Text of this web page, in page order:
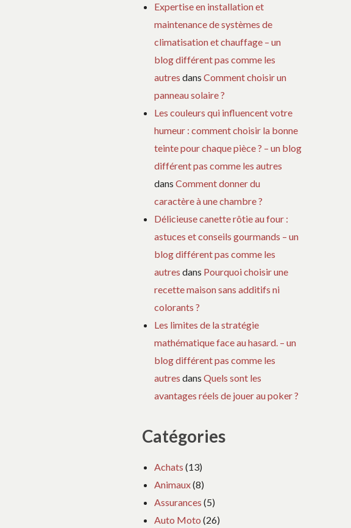
Expertise en installation et
maintenance de systèmes de
climatisation et chauffage – un
blog différent pas comme les
autres dansComment choisir un
panneau solaire ?
Les couleurs qui influencent votre
humeur : comment choisir la bonne
teinte pour chaque pièce ? – un blog
différent pas comme les autres
dansComment donner du
caractère à une chambre ?
Délicieuse canette rôtie au four :
astuces et conseils gourmands – un
blog différent pas comme les
autres dans Pourquoi choisir une
recette maison sans additifs ni
colorants ?
Les limites de la stratégie
mathématique face au hasard. – un
blog différent pas comme les
autres dansQuels sont les
avantages réels de jouer au poker ?
Catégories
Achats (13)
Animaux(8)
Assurances (5)
Auto Moto (26)